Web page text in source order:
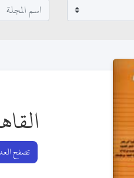
تصفح